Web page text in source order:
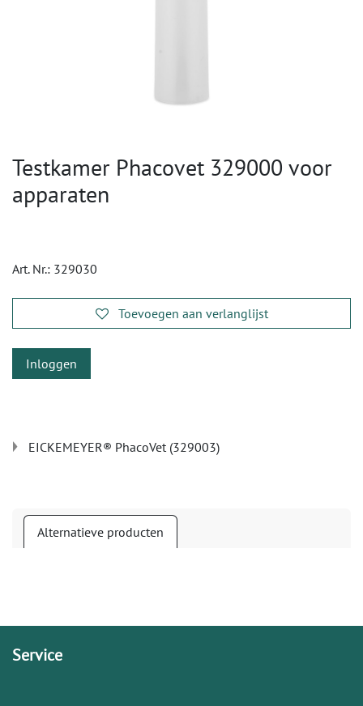
Testkamer Phacovet 329000 voor
apparaten
Art. Nr.: 329030
Toevoegen aan verlanglijst
Inloggen
EICKEMEYER® PhacoVet (329003)
Alternatieve producten
Service